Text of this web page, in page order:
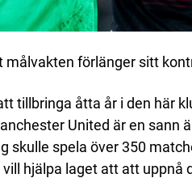
målvakten förlänger sitt
tillbringa åtta år i den här
United är en sann
skulle spela över 350
hjälpa laget att att uppnå